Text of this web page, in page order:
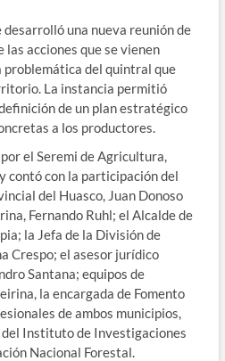
desarrolló una nueva reunión de
las acciones que se vienen
problemática del quintral que
La instancia permitió
de un plan estratégico
a los productores.
el Seremi de Agricultura,
contó con la participación del
del Huasco, Juan Donoso
Fernando Ruhl; el Alcalde de
la Jefa de la División de
Crespo; el asesor jurídico
Santana; equipos de
la encargada de Fomento
de ambos municipios,
Instituto de Investigaciones
Nacional Forestal.